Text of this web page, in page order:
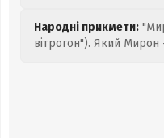
Народні прикмети:
вітрогон"). Який Мирон